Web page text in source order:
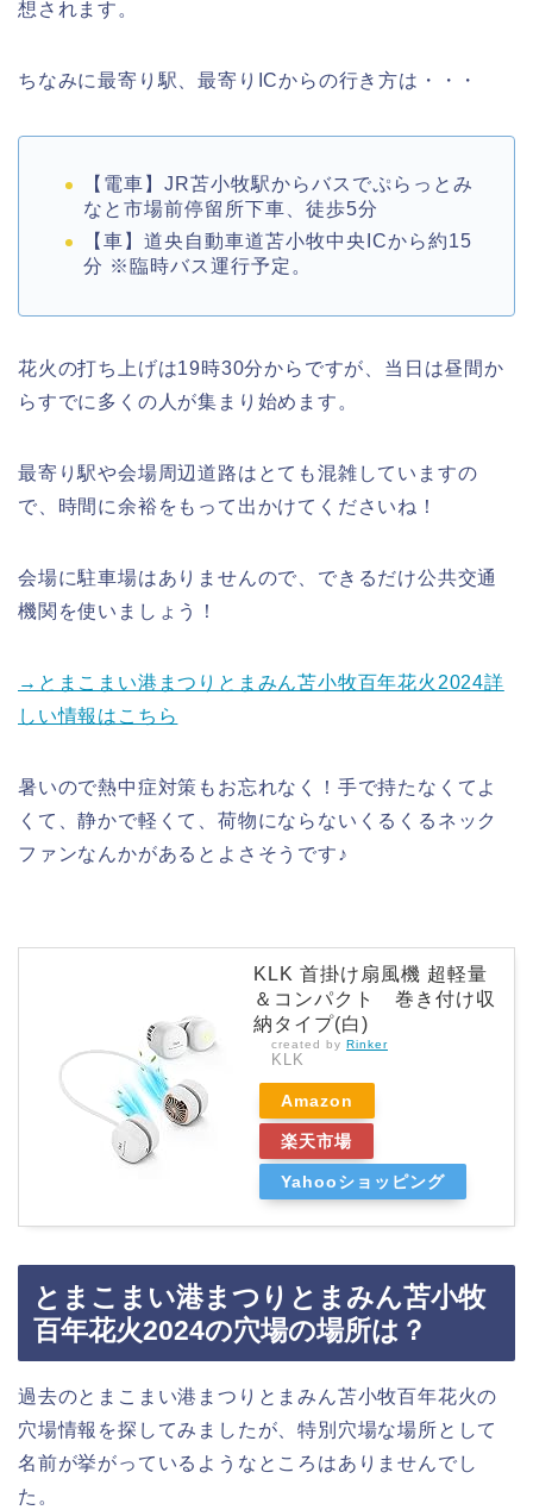
想されます。
ちなみに最寄り駅、最寄りICからの行き方は・・・
【電車】JR苫小牧駅からバスでぷらっとみ
なと市場前停留所下車、徒歩5分
【車】道央自動車道苫小牧中央ICから約15
分 ※臨時バス運行予定。
花火の打ち上げは19時30分からですが、当日は昼間か
らすでに多くの人が集まり始めます。
最寄り駅や会場周辺道路はとても混雑していますの
で、時間に余裕をもって出かけてくださいね！
会場に駐車場はありませんので、できるだけ公共交通
機関を使いましょう！
→とまこまい港まつりとまみん苫小牧百年花火2024詳
しい情報はこちら
暑いので熱中症対策もお忘れなく！手で持たなくてよ
くて、静かで軽くて、荷物にならないくるくるネック
ファンなんかがあるとよさそうです♪
KLK 首掛け扇風機 超軽量
＆コンパクト 巻き付け収
納タイプ(白)
created by Rinker
KLK
Amazon
楽天市場
Yahooショッピング
とまこまい港まつりとまみん苫小牧
百年花火2024の穴場の場所は？
過去のとまこまい港まつりとまみん苫小牧百年花火の
穴場情報を探してみましたが、特別穴場な場所として
名前が挙がっているようなところはありませんでし
た。